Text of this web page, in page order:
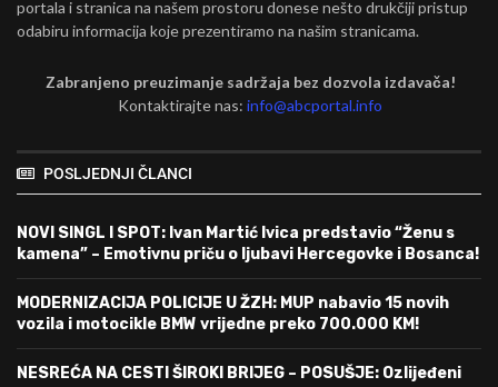
portala i stranica na našem prostoru donese nešto drukčiji pristup
odabiru informacija koje prezentiramo na našim stranicama.
Zabranjeno preuzimanje sadržaja bez dozvola izdavača!
Kontaktirajte nas:info@abcportal.info
POSLJEDNJI ČLANCI
NOVI SINGL I SPOT: Ivan Martić Ivica predstavio “Ženu s
kamena” – Emotivnu priču o ljubavi Hercegovke i Bosanca!
MODERNIZACIJA POLICIJE U ŽZH: MUP nabavio 15 novih
vozila i motocikle BMW vrijedne preko 700.000 KM!
NESREĆA NA CESTI ŠIROKI BRIJEG – POSUŠJE: Ozlijeđeni